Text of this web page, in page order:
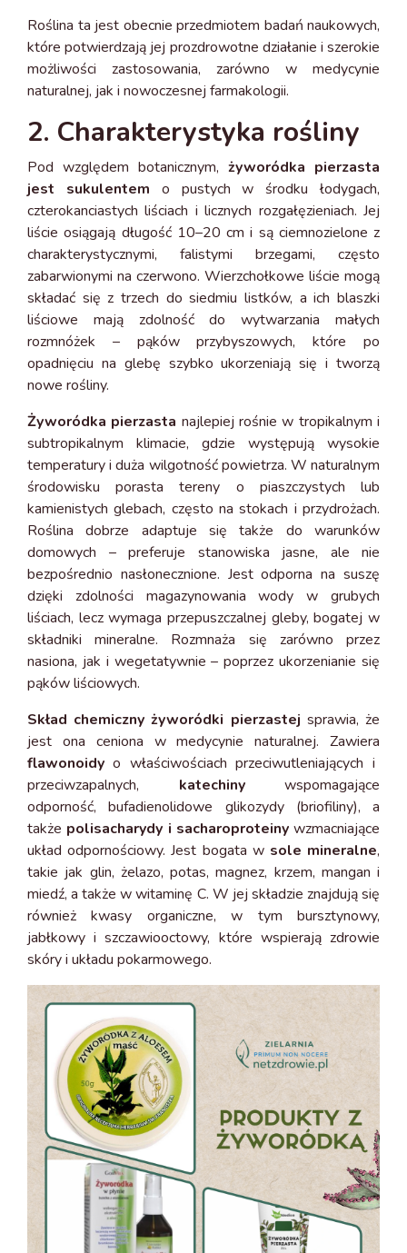
Roślina ta jest obecnie przedmiotem badań naukowych,
które potwierdzają jej prozdrowotne działanie i szerokie
możliwości zastosowania, zarówno w medycynie
naturalnej, jak i nowoczesnej farmakologii.
2. Charakterystyka rośliny
Pod względem botanicznym, żyworódka pierzasta
jest sukulentem o pustych w środku łodygach,
czterokanciastych liściach i licznych rozgałęzieniach. Jej
liście osiągają długość 10–20 cm i są ciemnozielone z
charakterystycznymi, falistymi brzegami, często
zabarwionymi na czerwono. Wierzchołkowe liście mogą
składać się z trzech do siedmiu listków, a ich blaszki
liściowe mają zdolność do wytwarzania małych
rozmnóżek – pąków przybyszowych, które po
opadnięciu na glebę szybko ukorzeniają się i tworzą
nowe rośliny.
Żyworódka pierzasta najlepiej rośnie w tropikalnym i
subtropikalnym klimacie, gdzie występują wysokie
temperatury i duża wilgotność powietrza. W naturalnym
środowisku porasta tereny o piaszczystych lub
kamienistych glebach, często na stokach i przydrożach.
Roślina dobrze adaptuje się także do warunków
domowych – preferuje stanowiska jasne, ale nie
bezpośrednio nasłonecznione. Jest odporna na suszę
dzięki zdolności magazynowania wody w grubych
liściach, lecz wymaga przepuszczalnej gleby, bogatej w
składniki mineralne. Rozmnaża się zarówno przez
nasiona, jak i wegetatywnie – poprzez ukorzenianie się
pąków liściowych.
Skład chemiczny żyworódki pierzastej sprawia, że
jest ona ceniona w medycynie naturalnej. Zawiera
flawonoidy o właściwościach przeciwutleniających i
przeciwzapalnych, katechinywspomagające
odporność, bufadienolidowe glikozydy (briofiliny), a
także polisacharydy i sacharoproteinywzmacniające
układ odpornościowy. Jest bogata w sole mineralne,
takie jak glin, żelazo, potas, magnez, krzem, mangan i
miedź, a także w witaminę C. W jej składzie znajdują się
również kwasy organiczne, w tym bursztynowy,
jabłkowy i szczawiooctowy, które wspierają zdrowie
skóry i układu pokarmowego.